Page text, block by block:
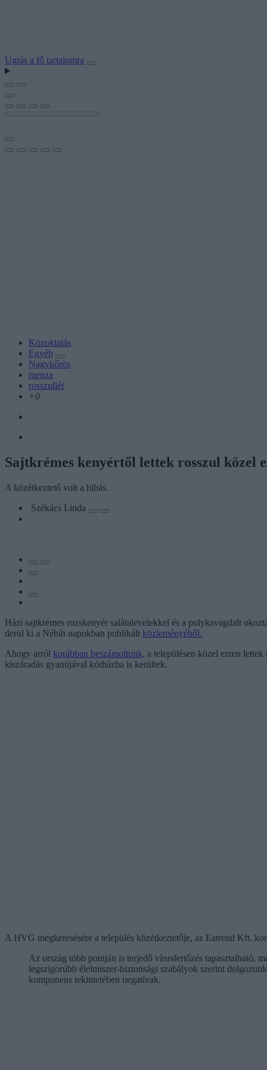
Ugrás a fő tartalomra
Közoktatás
Egyéb
Nagykőrös
menza
rosszullét
+0
Sajtkrémes kenyértől lettek rosszul közel
A közétkeztető volt a hibás.
Székács Linda
Házi sajtkrémes rozskenyér salátalevelekkel és a pulykavagdalt
derül ki a Nébih napokban publikált közleményéből.
Ahogy arról korábban beszámoltunk, a településen közel ezren
kiszáradás gyanújával kórházba is kerültek.
A HVG megkeresésére a település közétkeztetője, az Eatrend Kft.
Az ország több pontján is terjedő vírusfertőzés tapasztalható,
legszigorúbb élelmiszer-biztonsági szabályok szerint
komponens tekintetében negatívak.